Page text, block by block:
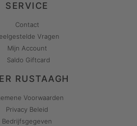
SERVICE
Contact
Vragen
Mijn Account
Saldo Giftcard
RUSTAAGH
Voorwaarden
Privacy Beleid
Bedrijfsgegeven